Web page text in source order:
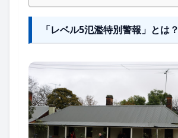
「レベル5氾濫特別警報」とは？